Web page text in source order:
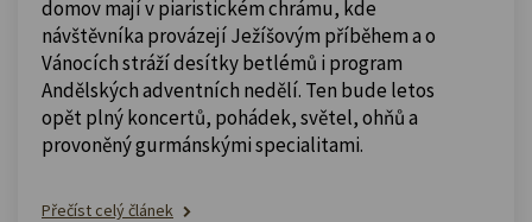
domov mají v piaristickém chrámu, kde
návštěvníka provázejí Ježíšovým příběhem a o
Vánocích stráží desítky betlémů i program
Andělských adventních nedělí. Ten bude letos
opět plný koncertů, pohádek, světel, ohňů a
provoněný gurmánskými specialitami.
Přečíst celý článek